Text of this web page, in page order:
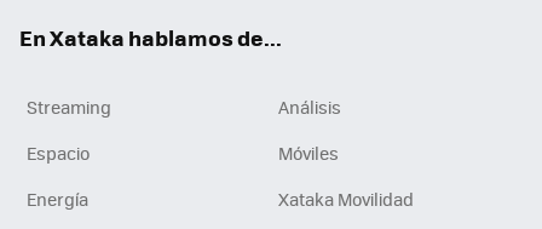
En Xataka hablamos de...
Streaming
Análisis
Espacio
Móviles
Energía
Xataka Movilidad